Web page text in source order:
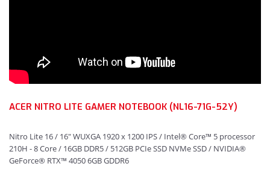
ACER NITRO LITE GAMER NOTEBOOK (NL16-71G-52Y)
Nitro Lite 16 / 16" WUXGA 1920 x 1200 IPS / Intel® Core™ 5 processor
210H - 8 Core / 16GB DDR5 / 512GB PCIe SSD NVMe SSD / NVIDIA®
GeForce® RTX™ 4050 6GB GDDR6